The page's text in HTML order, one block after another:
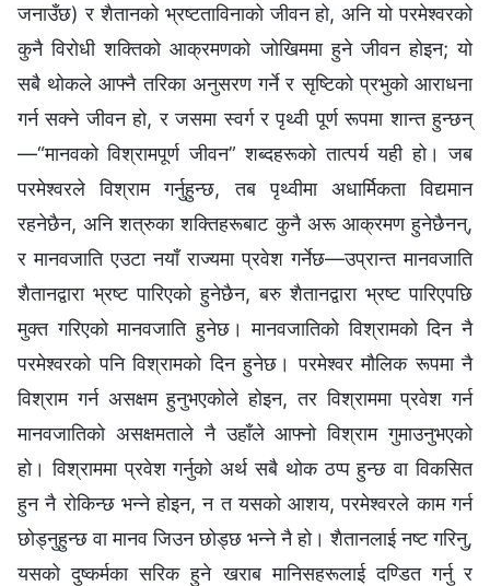
जनाउँछ) र शैतानको भ्रष्टताविनाको जीवन हो, अनि यो परमेश्‍वरको
कुनै विरोधी शक्तिको आक्रमणको जोखिममा हुने जीवन होइन; यो
सबै थोकले आफ्नै तरिका अनुसरण गर्ने र सृष्टिको प्रभुको आराधना
गर्न सक्ने जीवन हो, र जसमा स्वर्ग र पृथ्वी पूर्ण रूपमा शान्त हुन्छन्
—“मानवको विश्रामपूर्ण जीवन” शब्दहरूको तात्पर्य यही हो। जब
परमेश्‍वरले विश्राम गर्नुहुन्छ, तब पृथ्वीमा अधार्मिकता विद्यमान
रहनेछैन, अनि शत्रुका शक्तिहरूबाट कुनै अरू आक्रमण हुनेछैनन्,
र मानवजाति एउटा नयाँ राज्यमा प्रवेश गर्नेछ—उप्रान्त मानवजाति
शैतानद्वारा भ्रष्ट पारिएको हुनेछैन, बरु शैतानद्वारा भ्रष्ट पारिएपछि
मुक्त गरिएको मानवजाति हुनेछ। मानवजातिको विश्रामको दिन नै
परमेश्‍वरको पनि विश्रामको दिन हुनेछ। परमेश्‍वर मौलिक रूपमा नै
विश्राम गर्न असक्षम हुनुभएकोले होइन, तर विश्राममा प्रवेश गर्न
मानवजातिको असक्षमताले नै उहाँले आफ्‍नो विश्राम गुमाउनुभएको
हो। विश्राममा प्रवेश गर्नुको अर्थ सबै थोक ठप्प हुन्छ वा विकसित
हुन नै रोकिन्छ भन्‍ने होइन, न त यसको आशय, परमेश्‍वरले काम गर्न
छोड्नुहुन्छ वा मानव जिउन छोड्छ भन्‍ने नै हो। शैतानलाई नष्ट गरिनु,
यसको दुष्कर्मका सरिक हुने खराब मानिसहरूलाई दण्डित गर्नु र